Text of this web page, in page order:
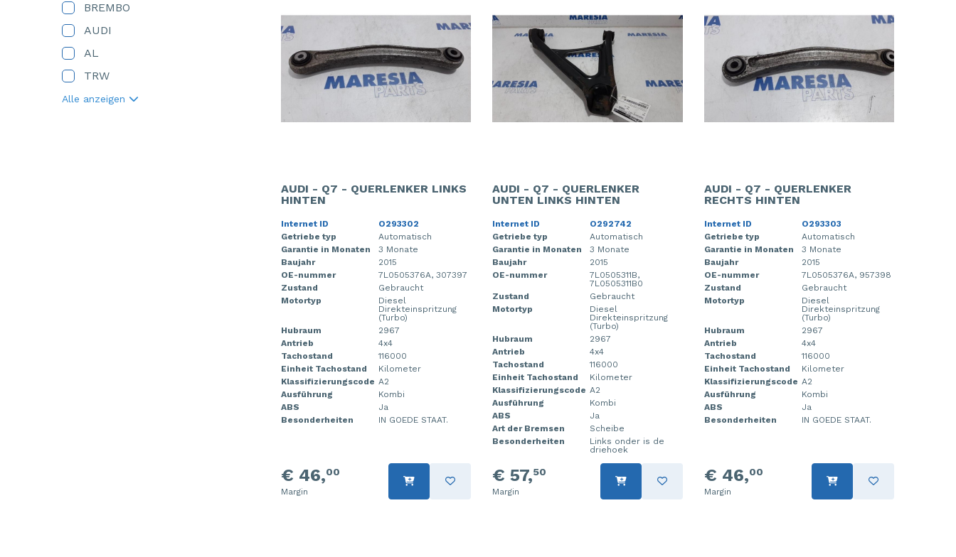
BREMBO
AUDI
AL
TRW
Alle anzeigen
AUDI - Q7 - QUERLENKER LINKS
HINTEN
Internet ID
O293302
Getriebe typ
Automatisch
Garantie in Monaten
3 Monate
Baujahr
2015
OE-nummer
7L0505376A, 307397
Zustand
Gebraucht
Motortyp
Diesel
Direkteinspritzung
(Turbo)
Hubraum
2967
Antrieb
4x4
Tachostand
116000
Einheit Tachostand
Kilometer
Klassifizierungscode A2
Ausführung
Kombi
ABS
Ja
Besonderheiten
IN GOEDE STAAT.
€ 46,00
Margin
AUDI - Q7 - QUERLENKER
UNTEN LINKS HINTEN
Internet ID
O292742
Getriebe typ
Automatisch
Garantie in Monaten
3 Monate
Baujahr
2015
OE-nummer
7L0505311B,
7L0505311B0
Zustand
Gebraucht
Motortyp
Diesel
Direkteinspritzung
(Turbo)
Hubraum
2967
Antrieb
4x4
Tachostand
116000
Einheit Tachostand
Kilometer
Klassifizierungscode A2
Ausführung
Kombi
ABS
Ja
Art der Bremsen
Scheibe
Besonderheiten
Links onder is de
driehoek
€ 57,50
Margin
AUDI - Q7 - QUERLENKER
RECHTS HINTEN
Internet ID
O293303
Getriebe typ
Automatisch
Garantie in Monaten
3 Monate
Baujahr
2015
OE-nummer
7L0505376A, 957398
Zustand
Gebraucht
Motortyp
Diesel
Direkteinspritzung
(Turbo)
Hubraum
2967
Antrieb
4x4
Tachostand
116000
Einheit Tachostand
Kilometer
Klassifizierungscode A2
Ausführung
Kombi
ABS
Ja
Besonderheiten
IN GOEDE STAAT.
€ 46,00
Margin